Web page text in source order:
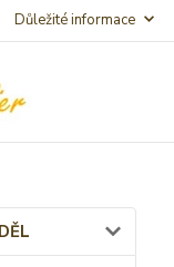
Důležité informace